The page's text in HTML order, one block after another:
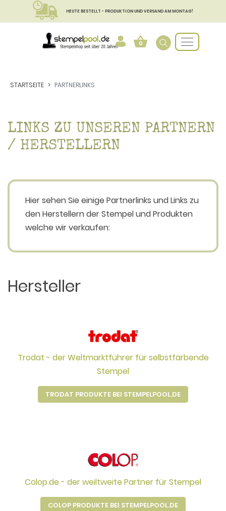
HEUTE BESTELLT - PRODUKTION UND VERSAND AM MONTAG!
0
STARTSEITE PARTNERLINKS
LINKS ZU UNSEREN PARTNERN
/ HERSTELLERN
Hier sehen Sie einige Partnerlinks und Links zu
den Herstellern der Stempel und Produkten
welche wir verkaufen:
Hersteller
Trodat - der Weltmarktführer für selbstfärbende
Stempel
TRODAT PRODUKTE BEI STEMPELPOOL.DE
Colop.de - der weiltweite Partner für Stempel
COLOP PRODUKTE BEI STEMPELPOOL.DE